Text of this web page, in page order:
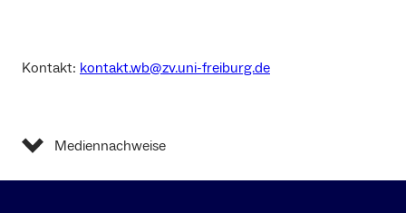
Kontakt: kontakt.wb@zv.uni-freiburg.de
Mediennachweise